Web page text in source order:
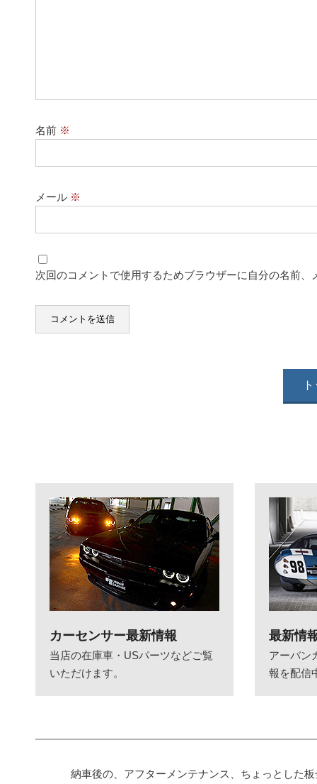
名前 ※
メール ※
次回のコメントで使用するためブラウザーに自分の名前
カーセンサー最新情報
当店の在庫車・USパーツなどご覧
いただけます。
最新情
アーバン
報を配信
納車後の、アフターメンテナンス、ちょっとした